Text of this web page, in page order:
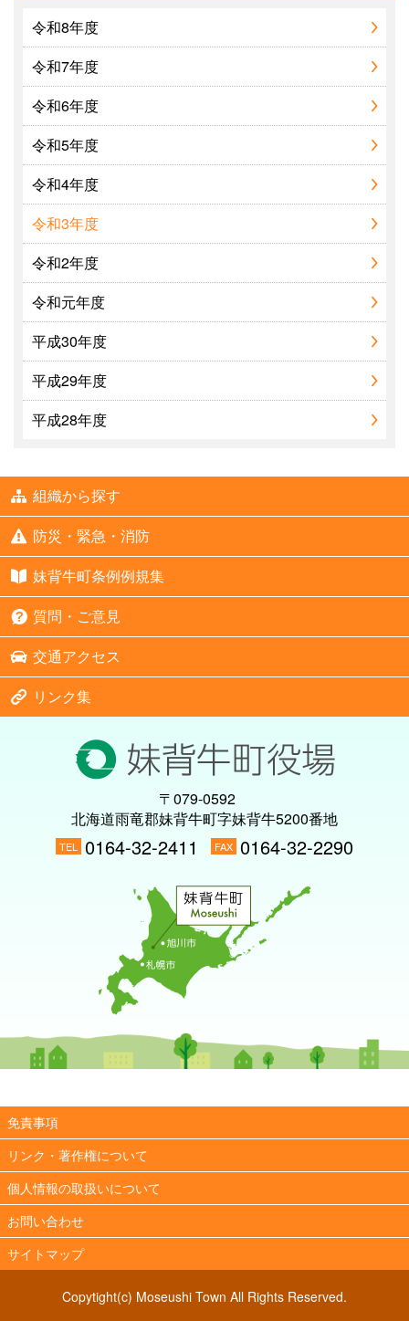
令和8年度
令和7年度
令和6年度
令和5年度
令和4年度
令和3年度
令和2年度
令和元年度
平成30年度
平成29年度
平成28年度
組織から探す
防災・緊急・消防
妹背牛町条例例規集
質問・ご意見
交通アクセス
リンク集
〒079-0592
北海道雨竜郡妹背牛町字妹背牛5200番地
TEL 0164-32-2411 FAX 0164-32-2290
免責事項
リンク・著作権について
個人情報の取扱いについて
お問い合わせ
サイトマップ
Copytight(c) Moseushi Town All Rights Reserved.